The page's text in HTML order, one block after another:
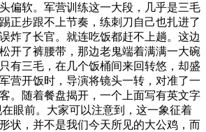
偏软。军营训练这一大段，几乎是三毛
正步跟不上节奏，练刺刀自己也扎进了
炸了长官。就连吃饭都赶不上趟。这边
开了裤腰带，那边老鬼端着满满一大碗
有三毛，在几个饭桶间来回转悠，却盛
营开饭时，导演将镜头一转，对准了一
。随着餐盘揭开，一个上面写有英文字
眼前。大家可以注意到，这一象征着
状，并不是我们今天所见的大公鸡，而